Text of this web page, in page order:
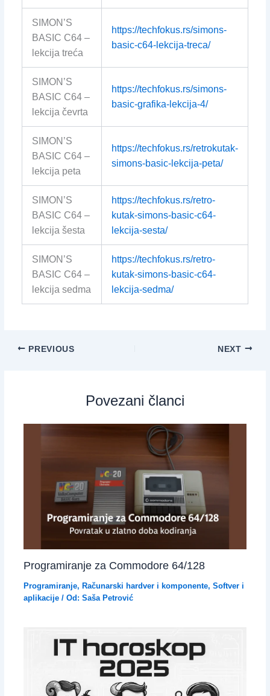
SIMON’S
BASIC C64 –
lekcija treća
https://techfokus.rs/simons-
basic-c64-lekcija-treca/
SIMON’S
BASIC C64 –
lekcija čevrta
https://techfokus.rs/simons-
basic-grafika-lekcija-4/
SIMON’S
BASIC C64 –
lekcija peta
https://techfokus.rs/retrokutak-
simons-basic-lekcija-peta/
SIMON’S
BASIC C64 –
lekcija šesta
https://techfokus.rs/retro-
kutak-simons-basic-c64-
lekcija-sesta/
SIMON’S
BASIC C64 –
lekcija sedma
https://techfokus.rs/retro-
kutak-simons-basic-c64-
lekcija-sedma/
PREVIOUS NEXT
Povezani članci
Programiranje za Commodore 64/128
Programiranje, Računarski hardver i komponente, Softver i
aplikacije/ Od: Saša Petrović